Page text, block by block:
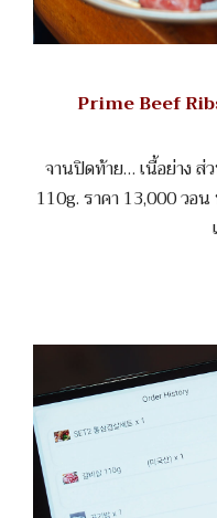
Prime Beef
จานปิดท้าย… เนื้อย่าง
110g. ราคา 13,000 วอ